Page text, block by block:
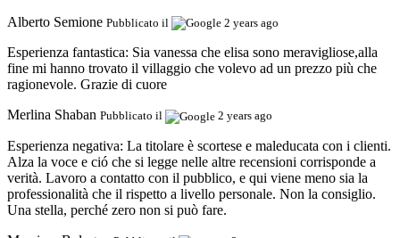
Alberto Semione Pubblicato il 2 years ago
Esperienza fantastica: Sia vanessa che elisa sono meravigliose,alla
fine mi hanno trovato il villaggio che volevo ad un prezzo più che
ragionevole. Grazie di cuore
Merlina Shaban Pubblicato il 2 years ago
Esperienza negativa: La titolare è scortese e maleducata con i clienti.
Alza la voce e ció che si legge nelle altre recensioni corrisponde a
verità. Lavoro a contatto con il pubblico, e qui viene meno sia la
professionalità che il rispetto a livello personale. Non la consiglio.
Una stella, perché zero non si può fare.